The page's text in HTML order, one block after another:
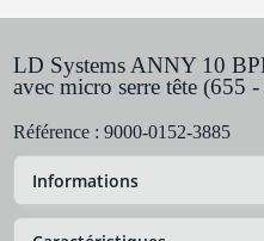
LD Systems ANNY 10
avec micro serre tête (655
Référence : 9000-0152-3885
Informations